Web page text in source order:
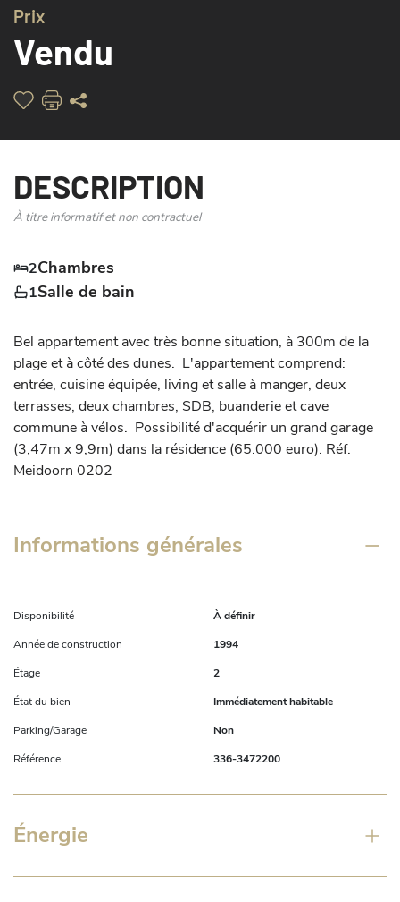
Prix
Vendu
DESCRIPTION
À titre informatif et non contractuel
2Chambres
1Salle de bain
Bel appartement avec très bonne situation, à 300m de la
plage et à côté des dunes.  L'appartement comprend:
entrée, cuisine équipée, living et salle à manger, deux
terrasses, deux chambres, SDB, buanderie et cave
commune à vélos.  Possibilité d'acquérir un grand garage
(3,47m x 9,9m) dans la résidence (65.000 euro). Réf.
Meidoorn 0202
Informations générales
Disponibilité
À définir
Année de construction
1994
Étage
2
État du bien
Immédiatement habitable
Parking/Garage
Non
Référence
336-3472200
Énergie